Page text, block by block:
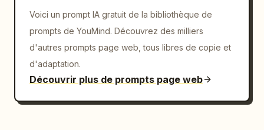
Voici un prompt IA gratuit de la bibliothèque de
prompts de YouMind. Découvrez des milliers
d'autres prompts page web, tous libres de copie et
d'adaptation.
Découvrir plus de prompts page web